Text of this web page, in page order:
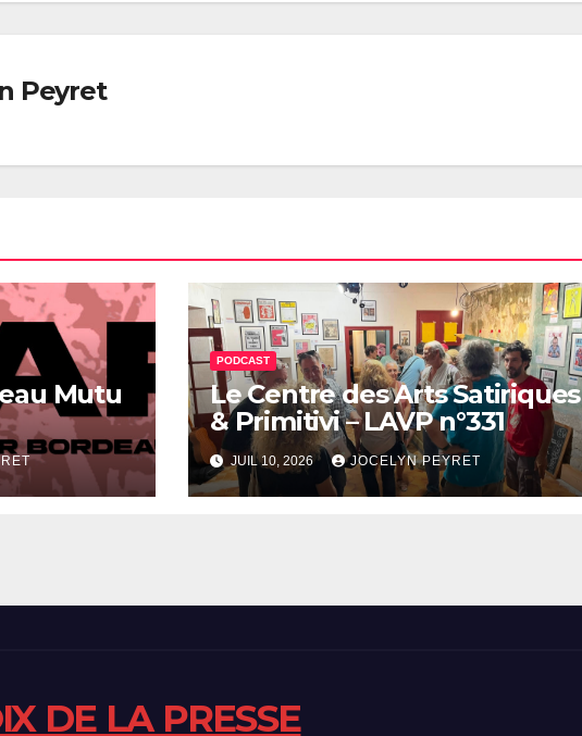
Peyret
Mutu
PODCAST
Le Centre des Arts Satiriques
& Primitivi – LAVP n°331
JUIL 10, 2026 JOCELYN PEYRET
DE LA PRESSE